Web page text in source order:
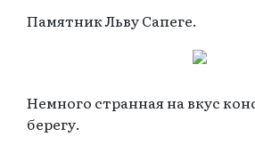
Памятник Льву Сапеге.
Немного странная на вкус
берегу.